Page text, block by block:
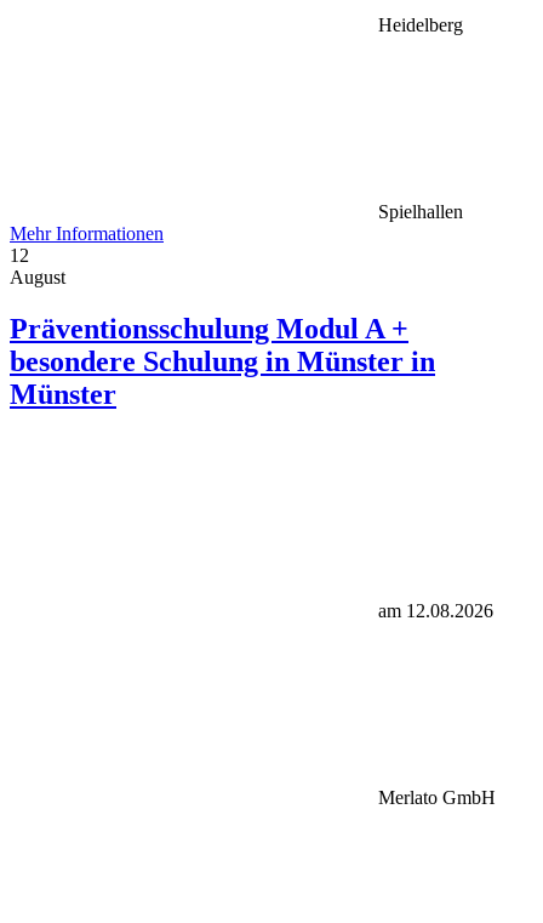
Heidelberg
Spielhallen
Mehr Informationen
12
August
Präventionsschulung Modul A +
besondere Schulung in Münster in
Münster
am 12.08.2026
Merlato GmbH